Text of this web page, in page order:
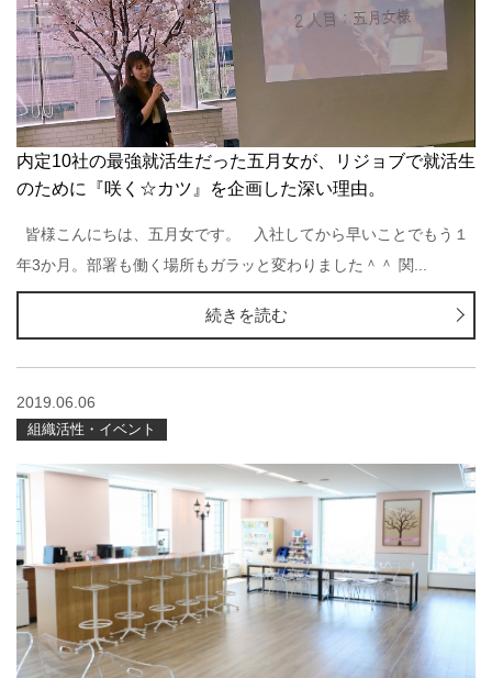
内定10社の最強就活生だった五月女が、リジョブで就活生
のために『咲く☆カツ』を企画した深い理由。
皆様こんにちは、五月女です。 入社してから早いことでもう１
年3か月。部署も働く場所もガラッと変わりました＾＾ 関...
続きを読む
2019.06.06
組織活性・イベント